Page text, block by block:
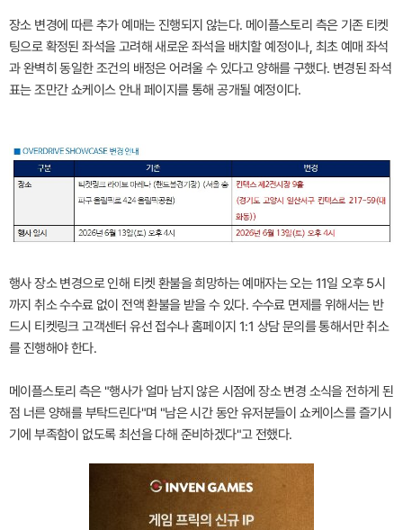
장소 변경에 따른 추가 예매는 진행되지 않는다. 메이플스토리 측은 기존 티켓
팅으로 확정된 좌석을 고려해 새로운 좌석을 배치할 예정이나, 최초 예매 좌석
과 완벽히 동일한 조건의 배정은 어려울 수 있다고 양해를 구했다. 변경된 좌석
표는 조만간 쇼케이스 안내 페이지를 통해 공개될 예정이다.
행사 장소 변경으로 인해 티켓 환불을 희망하는 예매자는 오는 11일 오후 5시
까지 취소 수수료 없이 전액 환불을 받을 수 있다. 수수료 면제를 위해서는 반
드시 티켓링크 고객센터 유선 접수나 홈페이지 1:1 상담 문의를 통해서만 취소
를 진행해야 한다.
메이플스토리 측은 "행사가 얼마 남지 않은 시점에 장소 변경 소식을 전하게 된
점 너른 양해를 부탁드린다"며 "남은 시간 동안 유저분들이 쇼케이스를 즐기시
기에 부족함이 없도록 최선을 다해 준비하겠다"고 전했다.